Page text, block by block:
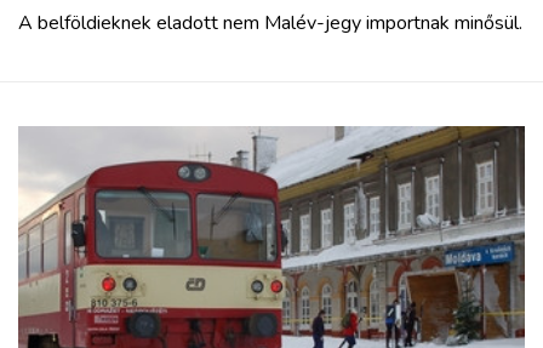
A belföldieknek eladott nem Malév-jegy importnak minősül.